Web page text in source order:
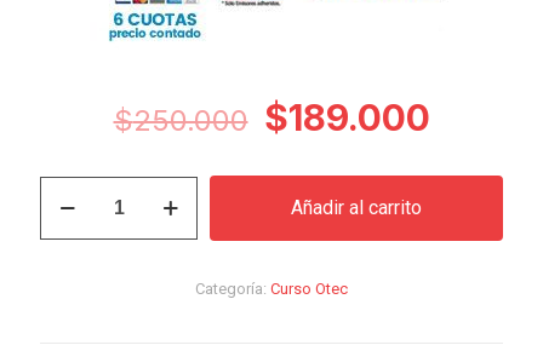
$250.000 El
original
era:
$189.000El
actual
Excel
Añadir al carrito
Categoría: Curso Otec